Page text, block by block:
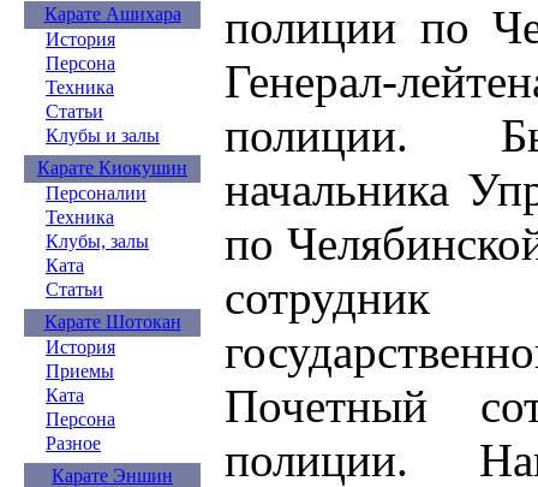
Карате Ашихара
История
Персона
Техника
Статьи
Клубы и залы
Карате Киокушин
Персоналии
Техника
Клубы, залы
Ката
Статьи
Карате Шотокан
История
Приемы
Ката
Персона
Разное
Карате Эншин
полиции по
Генерал-
полиции.
начальника
по
Почетный
полиции.